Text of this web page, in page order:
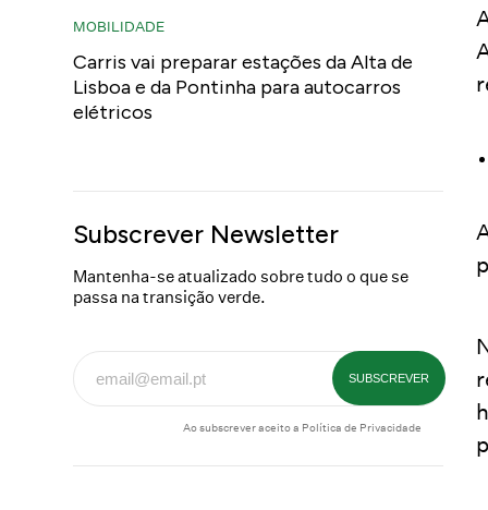
MOBILIDADE
Carris vai preparar estações da Alta de
Lisboa e da Pontinha para autocarros
elétricos
Subscrever Newsletter
Mantenha-se atualizado sobre tudo o que se
passa na transição verde.
Ao subscrever aceito a Política de Privacidade